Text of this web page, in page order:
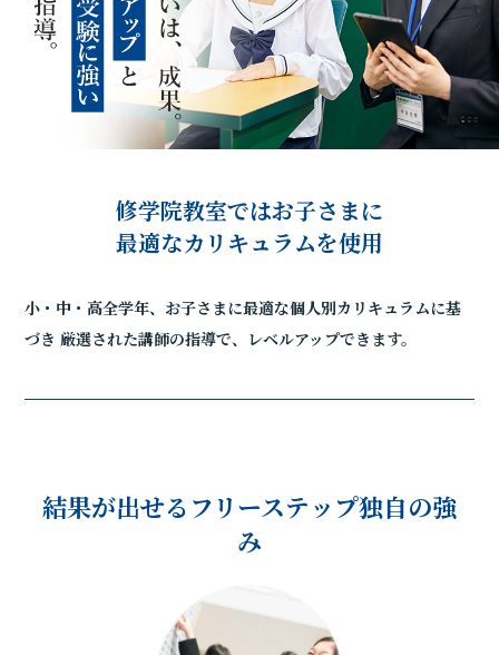
修学院教室ではお子さまに
最適なカリキュラムを使用
小・中・高全学年、お子さまに最適な個人別カリキュラムに基
づき 厳選された講師の指導で、レベルアップできます。
結果が出せるフリーステップ独自の強
み